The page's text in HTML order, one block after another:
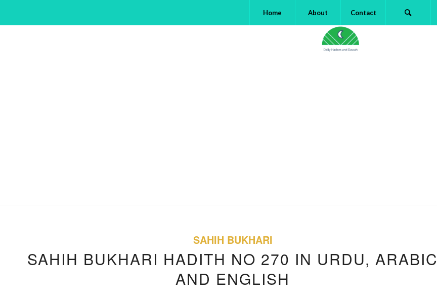
Home About Contact
SAHIH BUKHARI
SAHIH BUKHARI HADITH NO 270 IN URDU, ARABIC
AND ENGLISH